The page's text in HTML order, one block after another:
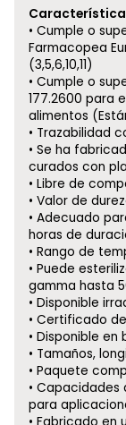
Cumple o
Farmacopea
(3,5,6,10,11)
Cumple o
177.2600 para
alimentos
Trazabilidad
Se ha
curados con
Libre de
Valor de
Adecuado
horas de
Rango de
Puede
gamma hasta
Disponible
Certificado
Disponible en
Tamaños,
Paquete
Capacidades
para